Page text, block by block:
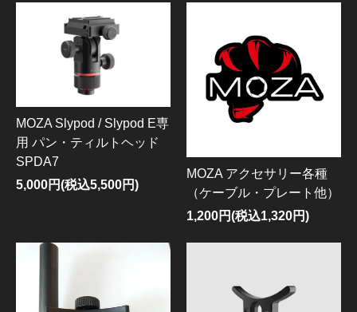
MOZA Slypod / Slypod E専
用 パン・ティルトヘッド
SPDA7
5,000円(税込5,500円)
MOZA アクセサリー各種
（ケーブル・プレート他）
1,200円(税込1,320円)